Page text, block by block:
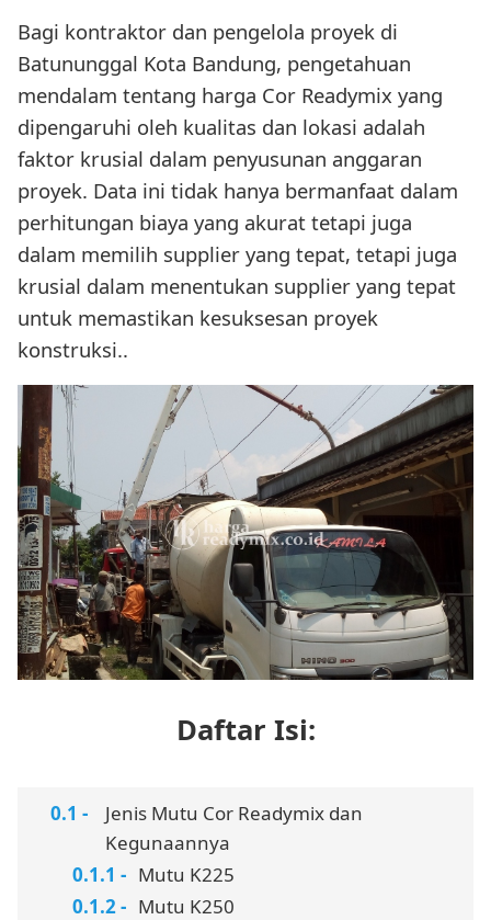
Bagi kontraktor dan pengelola proyek di
Batununggal Kota Bandung, pengetahuan
mendalam tentang harga Cor Readymix yang
dipengaruhi oleh kualitas dan lokasi adalah
faktor krusial dalam penyusunan anggaran
proyek. Data ini tidak hanya bermanfaat dalam
perhitungan biaya yang akurat tetapi juga
dalam memilih supplier yang tepat, tetapi juga
krusial dalam menentukan supplier yang tepat
untuk memastikan kesuksesan proyek
konstruksi..
Daftar Isi:
Jenis Mutu Cor Readymix dan
Kegunaannya
Mutu K225
Mutu K250